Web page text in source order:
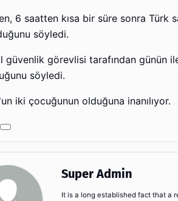
6 saatten kısa bir süre sonra Türk
söyledi.
güvenlik görevlisi tarafından günün
söyledi.
iki çocuğunun olduğuna inanılıyor.
Super Admin
It is a long established fact that a